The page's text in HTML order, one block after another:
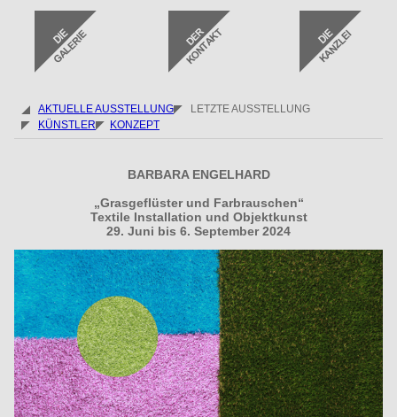
AKTUELLE AUSSTELLUNG
LETZTE AUSSTELLUNG
KÜNSTLER
KONZEPT
BARBARA ENGELHARD
„Grasgeflüster und Farbrauschen“
Textile Installation und Objektkunst
29. Juni bis 6. September 2024